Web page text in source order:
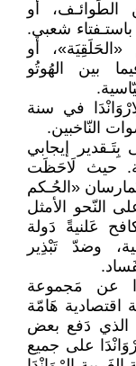
الطَوائـف، أو
باستـفتاء شعبي.
أو
بين الهُوتُو
في سنة
بِتَـقدير إيجابي
حيث لَاحَظَت
«الحُـكم
النّحو الأمثل
عَلنيةً دَولة
وضدّ تَبْذِير
عن مَجموعة
اقتصادية هَامّة
الذي دَفع بعض
على جميع